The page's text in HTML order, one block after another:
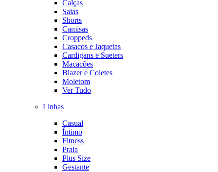
Calças
Saias
Shorts
Camisas
Croppeds
Casacos e Jaquetas
Cardigans e Sueters
Macacões
Blazer e Coletes
Moletom
Ver Tudo
Linhas
Casual
Íntimo
Fitness
Praia
Plus Size
Gestante